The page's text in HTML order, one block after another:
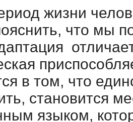
жизни
что мы
в том, что
становится
языком,